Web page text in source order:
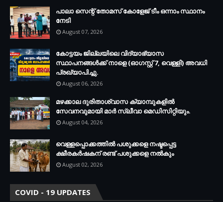
പാലാ സെന്റ് തോമസ് കോളേജ് ടീം ഒന്നാം സ്ഥാനം
നേടി
August 07, 2026
കോട്ടയം ജില്ലയിലെ വിദ്യാഭ്യാസ
സ്ഥാപനങ്ങള്‍ക്ക് നാളെ (ഓഗസ്റ്റ് 7, വെള്ളി) അവധി
പ്രഖ്യാപിച്ചു.
August 06, 2026
മഴക്കാല ദുരിതാശ്വാസ ക്യാമ്പുകളിൽ
സേവനവുമായി മാർ സ്ലീവാ മെഡിസിറ്റിയും.
August 04, 2026
വെള്ളപ്പൊക്കത്തില്‍ പശുക്കളെ നഷ്ടപ്പെട്ട
ക്ഷീരകര്‍ഷകന് രണ്ട് പശുക്കളെ നല്‍കും
August 02, 2026
COVID - 19 UPDATES